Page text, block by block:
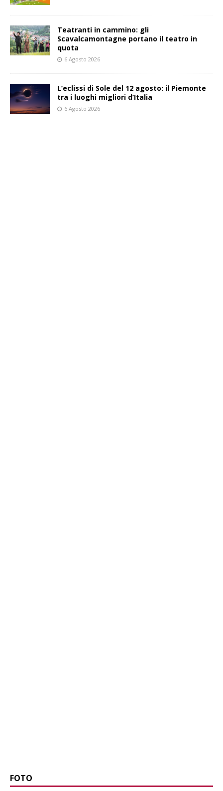
Teatranti in cammino: gli
Scavalcamontagne portano il teatro in
quota
6 Agosto 2026
L’eclissi di Sole del 12 agosto: il Piemonte
tra i luoghi migliori d’Italia
6 Agosto 2026
FOTO